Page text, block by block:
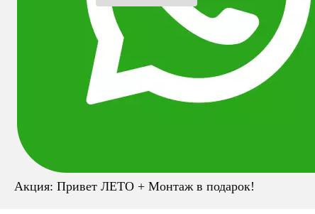
Акция: Привет ЛЕТО + Монтаж в подарок!